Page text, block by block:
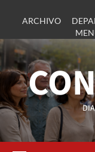
ARCHIVO